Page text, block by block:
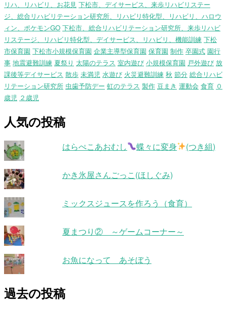
リハ、リハビリ、お花見 下松市、デイサービス、来歩リハビリステー
ジ、総合リハビリテーション研究所、リハビリ特化型、リハビリ、ハロウ
ィン、ポケモンGO 下松市、総合リハビリテーション研究所、来歩リハビ
リステージ、リハビリ特化型、デイサービス、リハビリ、機能訓練 下松
市保育園 下松市小規模保育園 企業主導型保育園 保育園 制作 卒園式 園行
事 地震避難訓練 夏祭り 太陽のテラス 室内遊び 小規模保育園 戸外遊び 放
課後等デイサービス 散歩 未満児 水遊び 火災避難訓練 秋 節分 総合リハビ
リテーション研究所 虫歯予防デー 虹のテラス 製作 豆まき 運動会 食育 ０
歳児 ２歳児
人気の投稿
はらぺこあおむし 蝶々に変身 (つき組)
かき氷屋さんごっこ(ほしぐみ)
ミックスジュースを作ろう（食育）
夏まつり② ～ゲームコーナー～
お魚になって あそぼう
過去の投稿